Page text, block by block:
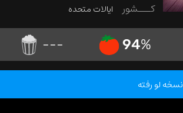
کـــشور ایالات متحده
94%
---
نسخه لو رفته